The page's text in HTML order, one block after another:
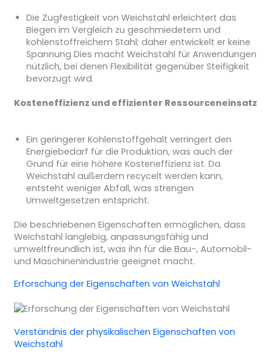
Die Zugfestigkeit von Weichstahl erleichtert das
Biegen im Vergleich zu geschmiedetem und
kohlenstoffreichem Stahl; daher entwickelt er keine
Spannung Dies macht Weichstahl für Anwendungen
nützlich, bei denen Flexibilität gegenüber Steifigkeit
bevorzugt wird.
Kosteneffizienz und effizienter Ressourceneinsatz
Ein geringerer Kohlenstoffgehalt verringert den
Energiebedarf für die Produktion, was auch der
Grund für eine höhere Kosteneffizienz ist. Da
Weichstahl außerdem recycelt werden kann,
entsteht weniger Abfall, was strengen
Umweltgesetzen entspricht.
Die beschriebenen Eigenschaften ermöglichen, dass
Weichstahl langlebig, anpassungsfähig und
umweltfreundlich ist, was ihn für die Bau-, Automobil-
und Maschinenindustrie geeignet macht.
Erforschung der Eigenschaften von Weichstahl
Verständnis der physikalischen Eigenschaften von
Weichstahl